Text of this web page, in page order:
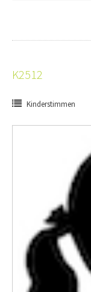
K2512
Kinderstimmen